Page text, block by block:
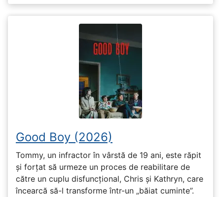
Good Boy (2026)
Tommy, un infractor în vârstă de 19 ani, este răpit
și forțat să urmeze un proces de reabilitare de
către un cuplu disfuncțional, Chris și Kathryn, care
încearcă să-l transforme într-un „băiat cuminte”.